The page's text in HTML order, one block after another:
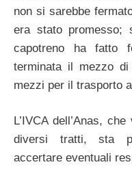
non si sarebbe
era stato promesso;
capotreno ha fatto
terminata il mezzo
mezzi per il trasporto
L’IVCA dell’Anas,
diversi tratti, sta
accertare eventuali